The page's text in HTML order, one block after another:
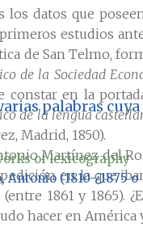
los datos que
estudios
de San Telmo,
de la Sociedad
constar en la
de la lengua
Madrid, 1850).
Martínez del
en la que
1861 y 1865).
hacer en América
palabras
of lexicography
(1810-¿1875 o